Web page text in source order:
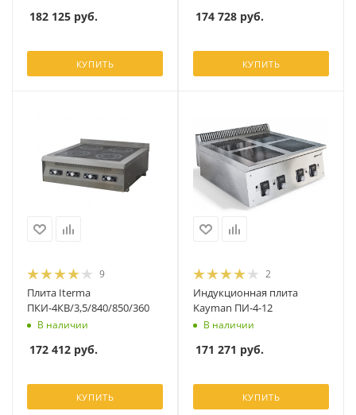
182 125 руб.
КУПИТЬ
174 728 руб.
КУПИТЬ
9
Плита Iterma
ПКИ-4КВ/3,5/840/850/360
В наличии
172 412 руб.
КУПИТЬ
2
Индукционная плита
Kayman ПИ-4-12
В наличии
171 271 руб.
КУПИТЬ